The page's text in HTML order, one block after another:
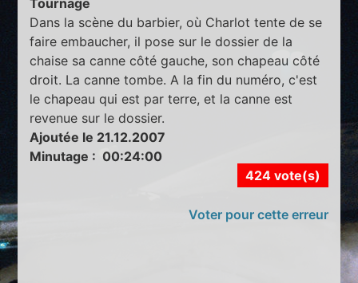
Dans la scène du barbier, où Charlot tente de se
faire embaucher, il pose sur le dossier de la
chaise sa canne côté gauche, son chapeau côté
droit. La canne tombe. A la fin du numéro, c'est
le chapeau qui est par terre, et la canne est
revenue sur le dossier.
Ajoutée le 21.12.2007
Minutage : 00:24:00
424 vote(s)
Voter pour cette erreur